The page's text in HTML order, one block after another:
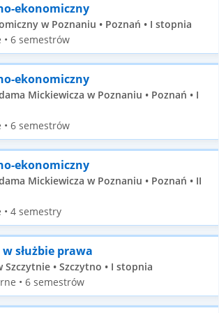
ekonomiczny
w Poznaniu • Poznań • I stopnia
6 semestrów
ekonomiczny
Mickiewicza w Poznaniu • Poznań • I
6 semestrów
ekonomiczny
Mickiewicza w Poznaniu • Poznań • II
4 semestry
służbie prawa
• Szczytno • I stopnia
• 6 semestrów